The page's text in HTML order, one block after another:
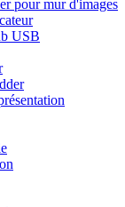
pour mur d'images
USB